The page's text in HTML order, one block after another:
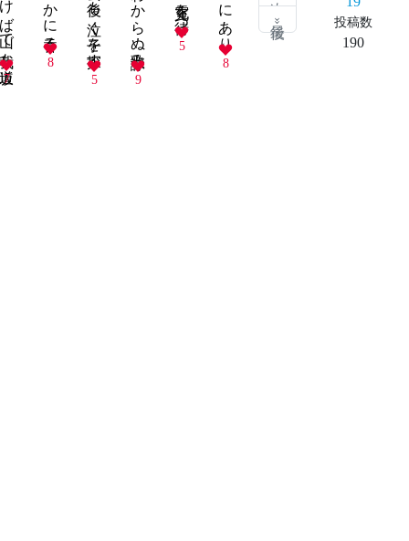
投稿数
190
最後 »
8
5
9
5
8
7